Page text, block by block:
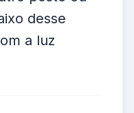
desse
a luz